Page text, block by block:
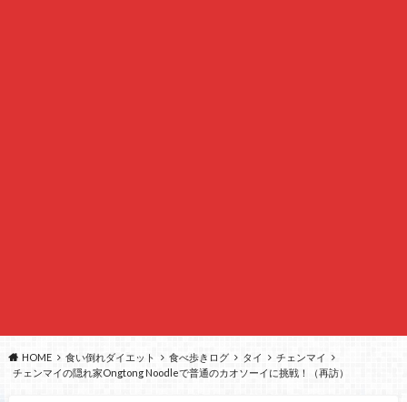
HOME 食い倒れダイエット 食べ歩きログ タイ
チェンマイ
チェンマイの隠れ家Ongtong Noodleで普通のカオソーイに挑戦！（再訪）